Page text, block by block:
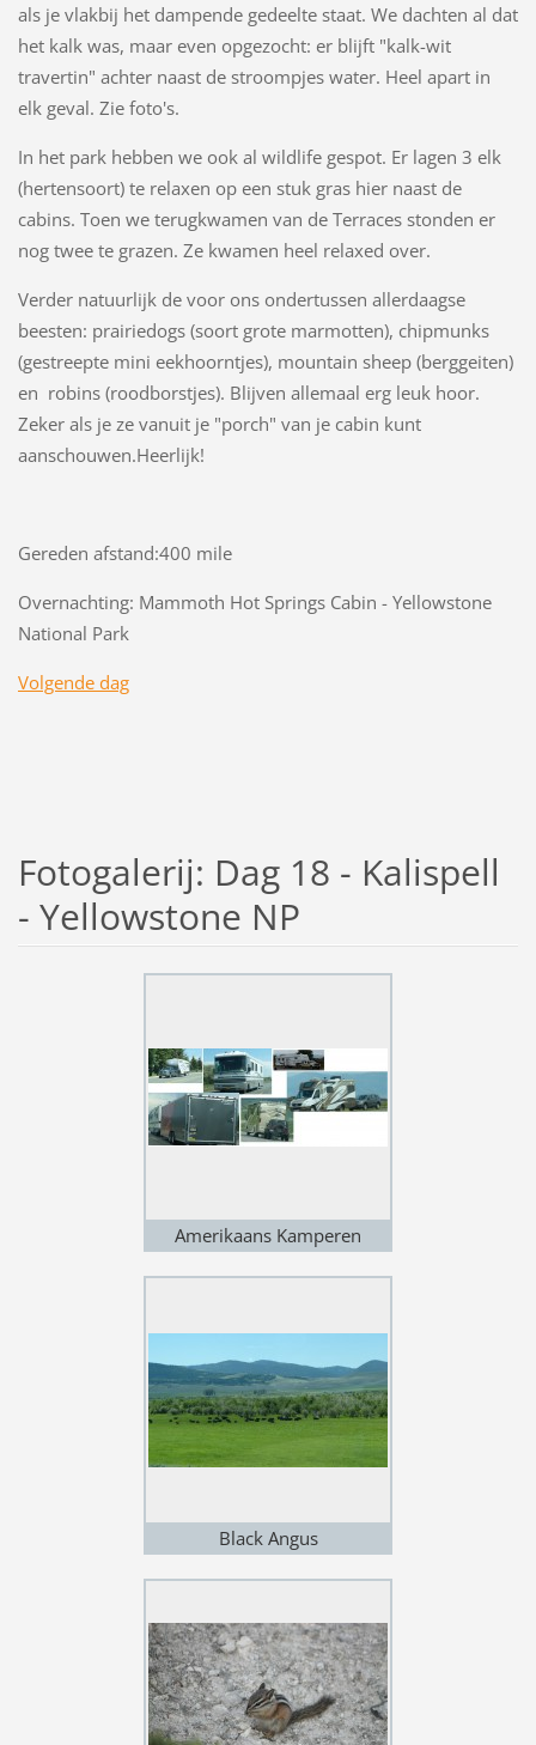
als je vlakbij het dampende gedeelte staat. We dachten al dat
het kalk was, maar even opgezocht: er blijft "kalk-wit
travertin" achter naast de stroompjes water. Heel apart in
elk geval. Zie foto's.
In het park hebben we ook al wildlife gespot. Er lagen 3 elk
(hertensoort) te relaxen op een stuk gras hier naast de
cabins. Toen we terugkwamen van de Terraces stonden er
nog twee te grazen. Ze kwamen heel relaxed over.
Verder natuurlijk de voor ons ondertussen allerdaagse
beesten: prairiedogs (soort grote marmotten), chipmunks
(gestreepte mini eekhoorntjes), mountain sheep (berggeiten)
en robins (roodborstjes). Blijven allemaal erg leuk hoor.
Zeker als je ze vanuit je "porch" van je cabin kunt
aanschouwen.Heerlijk!
Gereden afstand:400 mile
Overnachting: Mammoth Hot Springs Cabin - Yellowstone
National Park
Volgende dag
Fotogalerij: Dag 18 - Kalispell
- Yellowstone NP
Amerikaans Kamperen
Black Angus